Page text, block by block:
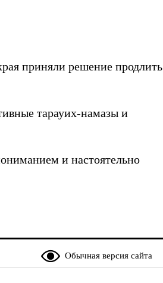
приняли решение продлить
тарауих-намазы и
и настоятельно
Обычная версия сайта